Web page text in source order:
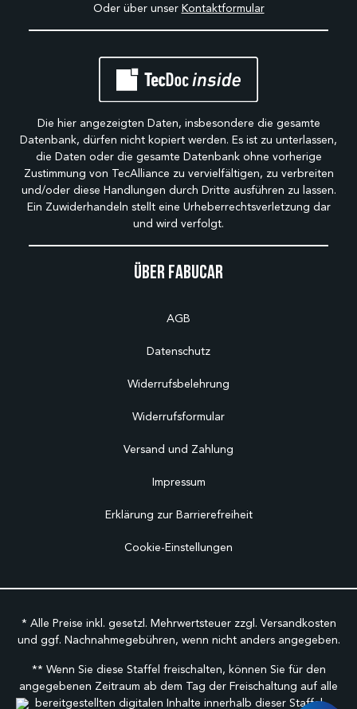
Über Fabucar
AGB
Datenschutz
Widerrufsbelehrung
Widerrufsformular
Versand und Zahlung
Impressum
Erklärung zur Barrierefreiheit
Cookie-Einstellungen
Oder über unser Kontaktformular
Die hier angezeigten Daten, insbesondere die gesamte
Datenbank, dürfen nicht kopiert werden. Es ist zu unterlassen,
die Daten oder die gesamte Datenbank ohne vorherige
Zustimmung von TecAlliance zu vervielfältigen, zu verbreiten
und/oder diese Handlungen durch Dritte ausführen zu lassen.
Ein Zuwiderhandeln stellt eine Urheberrechtsverletzung dar
und wird verfolgt.
* Alle Preise inkl. gesetzl. Mehrwertsteuer zzgl. Versandkosten
und ggf. Nachnahmegebühren, wenn nicht anders angegeben.
** Wenn Sie diese Staffel freischalten, können Sie für den
angegebenen Zeitraum ab dem Tag der Freischaltung auf alle
bereitgestellten digitalen Inhalte innerhalb dieser Staffel